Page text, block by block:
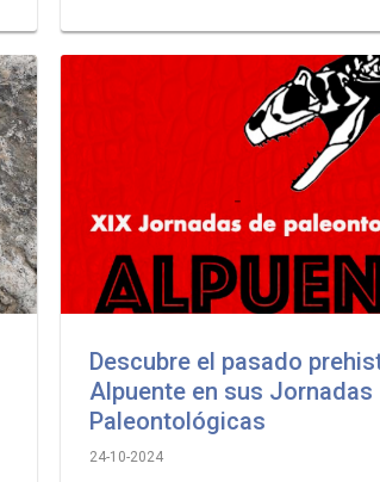
Descubre el pasado
Alpuente en sus Jornadas
Paleontológicas
24-10-2024